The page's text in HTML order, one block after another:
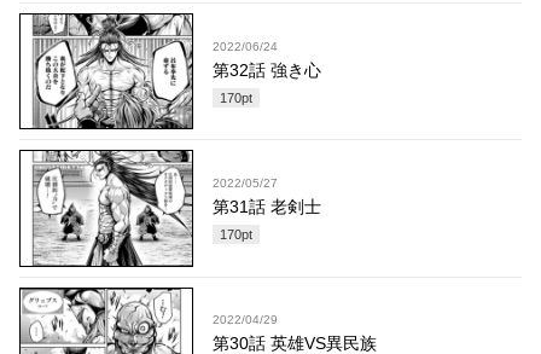
2022/06/24
第32話 強き心
170pt
2022/05/27
第31話 老剣士
170pt
2022/04/29
第30話 英雄VS異民族